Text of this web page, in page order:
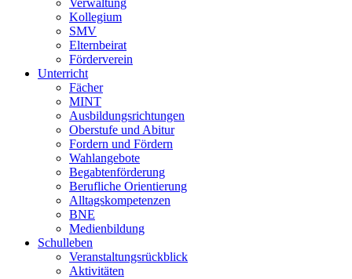
Verwaltung
Kollegium
SMV
Elternbeirat
Förderverein
Unterricht
Fächer
MINT
Ausbildungsrichtungen
Oberstufe und Abitur
Fordern und Fördern
Wahlangebote
Begabtenförderung
Berufliche Orientierung
Alltagskompetenzen
BNE
Medienbildung
Schulleben
Veranstaltungsrückblick
Aktivitäten